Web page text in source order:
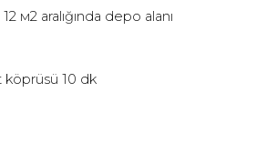
м2 aralığında depo alanı
10 dk